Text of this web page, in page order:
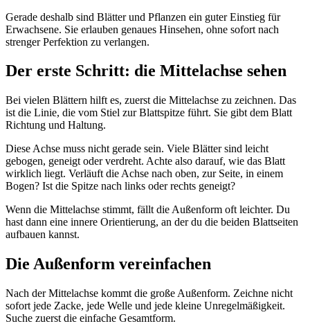
Gerade deshalb sind Blätter und Pflanzen ein guter Einstieg für
Erwachsene. Sie erlauben genaues Hinsehen, ohne sofort nach
strenger Perfektion zu verlangen.
Der erste Schritt: die Mittelachse sehen
Bei vielen Blättern hilft es, zuerst die Mittelachse zu zeichnen. Das
ist die Linie, die vom Stiel zur Blattspitze führt. Sie gibt dem Blatt
Richtung und Haltung.
Diese Achse muss nicht gerade sein. Viele Blätter sind leicht
gebogen, geneigt oder verdreht. Achte also darauf, wie das Blatt
wirklich liegt. Verläuft die Achse nach oben, zur Seite, in einem
Bogen? Ist die Spitze nach links oder rechts geneigt?
Wenn die Mittelachse stimmt, fällt die Außenform oft leichter. Du
hast dann eine innere Orientierung, an der du die beiden Blattseiten
aufbauen kannst.
Die Außenform vereinfachen
Nach der Mittelachse kommt die große Außenform. Zeichne nicht
sofort jede Zacke, jede Welle und jede kleine Unregelmäßigkeit.
Suche zuerst die einfache Gesamtform.